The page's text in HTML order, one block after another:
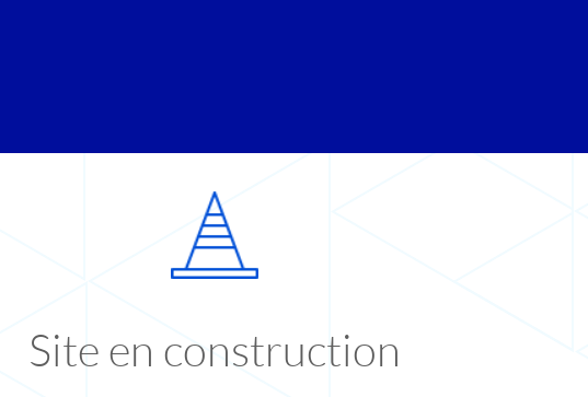
Site en construction